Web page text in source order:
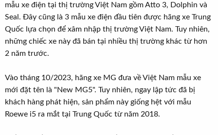
mẫu xe điện tại thị trường Việt Nam gồm Atto 3, Dolphin và
Seal. Đây cũng là 3 mẫu xe điện đầu tiên được hãng xe Trung
Quốc lựa chọn để xâm nhập thị trường Việt Nam. Tuy nhiên,
những chiếc xe này đã bán tại nhiều thị trường khác từ hơn
2 năm trước.
Vào tháng 10/2023, hãng xe MG đưa về Việt Nam mẫu xe
mới đặt tên là "New MG5". Tuy nhiên, ngay lập tức đã bị
khách hàng phát hiện, sản phẩm này giống hệt với mẫu
Roewe i5 ra mắt tại Trung Quốc từ năm 2018.